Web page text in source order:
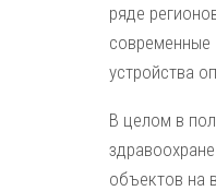
ряде
современные
устройства
В целом в
объектов на